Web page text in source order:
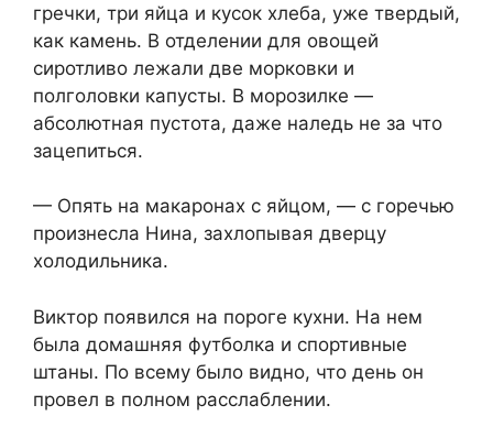
гречки, три яйца и кусок хлеба, уже твердый,
как камень. В отделении для овощей
сиротливо лежали две морковки и
полголовки капусты. В морозилке —
абсолютная пустота, даже наледь не за что
зацепиться.
— Опять на макаронах с яйцом, — с горечью
произнесла Нина, захлопывая дверцу
холодильника.
Виктор появился на пороге кухни. На нем
была домашняя футболка и спортивные
штаны. По всему было видно, что день он
провел в полном расслаблении.